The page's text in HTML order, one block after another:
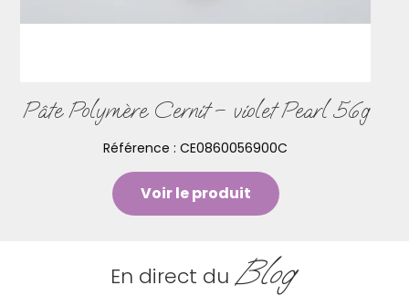
Pâte Polymère Cernit – violet Pearl 56g
Référence : CE0860056900C
Voir le produit
En direct du Blog